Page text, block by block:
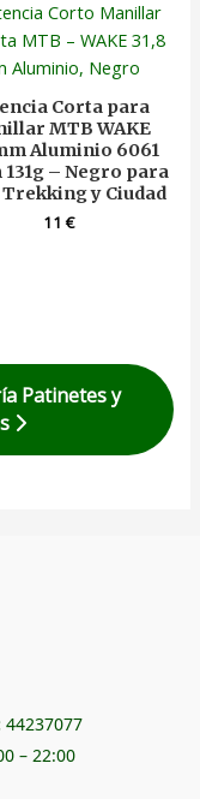
Corta para
MTB WAKE
Aluminio 6061
131g – Negro para
y Ciudad
11€
Patinetes y
44237077
– 22:00